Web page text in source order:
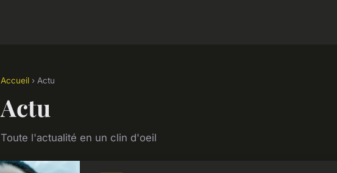
Accueil › Actu
Actu
Toute l'actualité en un clin d'oeil